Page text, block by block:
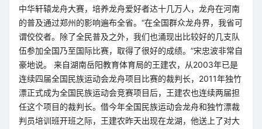
中华轩辕龙舟大赛，培养龙舟爱好者达十几万人，龙舟在河南
的普及通过郑州的影响遍布全省。“在全国群众龙舟界，我省可
谓佼佼者。除了全民普及之外，我们也涌现出比较好的几支队
伍参加全国乃至国际比赛，取得了很好的成绩。”宋忠波非常自
豪地说。 来自湖南岳阳教育体育局的王建农，从2003年已是
连续四届全国民族运动会龙舟项目比赛的裁判长，2011年独竹
漂正式成为全国民族运动会竞赛项目后，王建农也连续两届担
任这个项目的裁判长。借今年全国民族运动会龙舟和独竹漂裁
判员培训班开班之际，王建农昨天出现在龙湖，他送上了对大